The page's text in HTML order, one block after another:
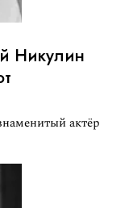
Никулин
актёр